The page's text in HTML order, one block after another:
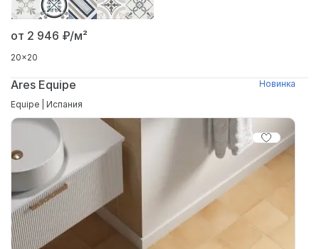
от 2 946 ₽/м²
20x20
Ares Equipe
Новинка
Equipe | Испания